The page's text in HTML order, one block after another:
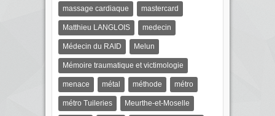
massage cardiaque mastercard
Matthieu LANGLOIS medecin
Médecin du RAID Melun
Mémoire traumatique et victimologie
menace métal méthode métro
métro Tuileries Meurthe-et-Moselle